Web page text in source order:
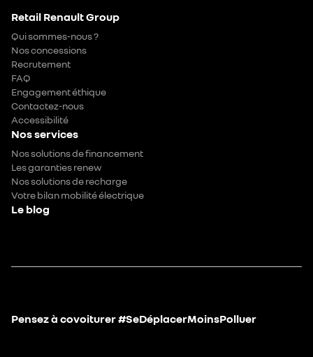
Retail Renault Group
Qui sommes-nous ?
Nos concessions
Recrutement
FAQ
Engagement éthique
Contactez-nous
Accessibilité
Nos services
Nos solutions de financement
Les garanties renew
Nos solutions de recharge
Votre bilan mobilité électrique
Le blog
Pensez à covoiturer #SeDéplacerMoinsPolluer